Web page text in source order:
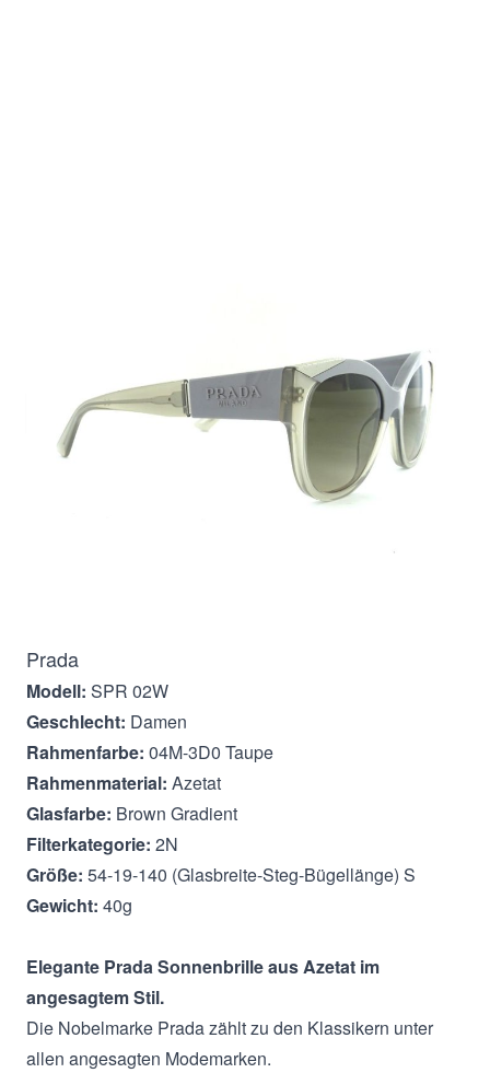
Menge
Prada
Modell: SPR 02W
Geschlecht: Damen
Rahmenfarbe: 04M-3D0 Taupe
Rahmenmaterial: Azetat
Glasfarbe: Brown Gradient
Filterkategorie: 2N
Größe: 54-19-140 (Glasbreite-Steg-Bügellänge) S
Gewicht: 40g
Elegante Prada Sonnenbrille aus Azetat im
angesagtem Stil.
Die Nobelmarke Prada zählt zu den Klassikern unter
allen angesagten Modemarken.